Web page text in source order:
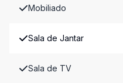
Mobiliado
Sala de Jantar
Sala de TV